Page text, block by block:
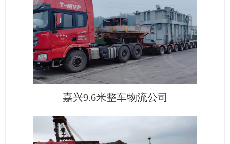
嘉兴9.6米整车物流公司